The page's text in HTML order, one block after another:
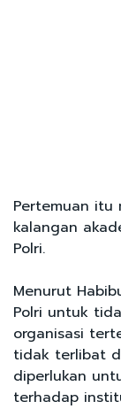
Pertemuan itu
kalangan
Polri.
Menurut
Polri untuk
organisasi
tidak terlibat
diperlukan
terhadap